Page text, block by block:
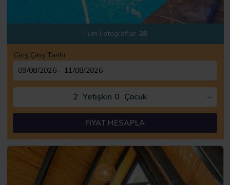
Tüm Fotograflar 28
Giriş Çıkış Tarihi
2 Yetişkin 0 Çocuk
FİYAT HESAPLA